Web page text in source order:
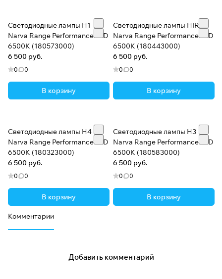
Светодиодные лампы H1
Narva Range Performance LED
6500K (180573000)
6 500 руб.
0 0
В корзину
Светодиодные лампы HIR2
Narva Range Performance LED
6500K (180443000)
6 500 руб.
0 0
В корзину
Светодиодные лампы H4
Narva Range Performance LED
6500K (180323000)
6 500 руб.
0 0
В корзину
Светодиодные лампы H3
Narva Range Performance LED
6500K (180583000)
6 500 руб.
0 0
В корзину
Комментарии
Добавить комментарий